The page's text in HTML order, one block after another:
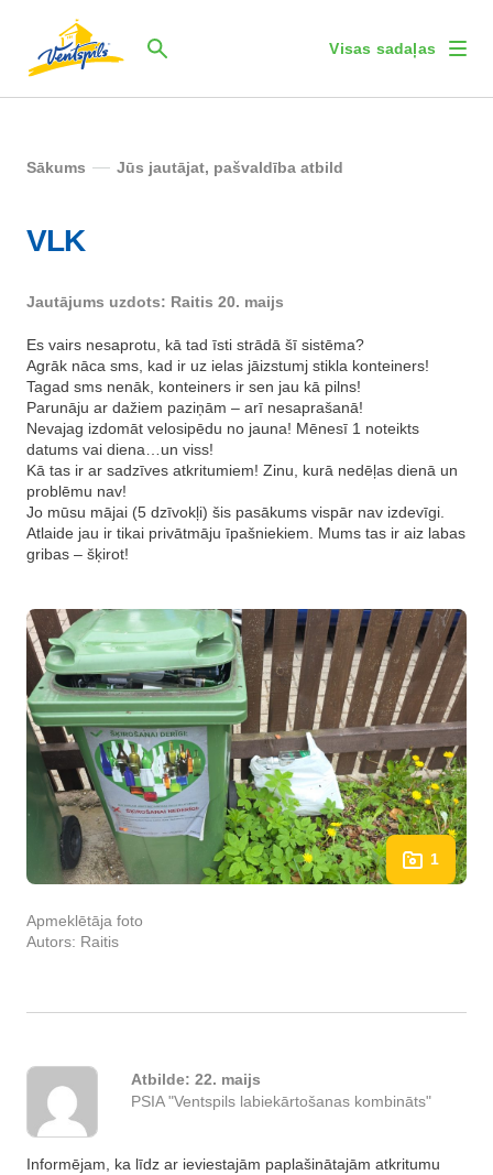
Visas sadaļas
Sākums Jūs jautājat, pašvaldība atbild
VLK
Jautājums uzdots: Raitis 20. maijs
Es vairs nesaprotu, kā tad īsti strādā šī sistēma?
Agrāk nāca sms, kad ir uz ielas jāizstumj stikla konteiners!
Tagad sms nenāk, konteiners ir sen jau kā pilns!
Parunāju ar dažiem paziņām – arī nesaprašanā!
Nevajag izdomāt velosipēdu no jauna! Mēnesī 1 noteikts
datums vai diena…un viss!
Kā tas ir ar sadzīves atkritumiem! Zinu, kurā nedēļas dienā un
problēmu nav!
Jo mūsu mājai (5 dzīvokļi) šis pasākums vispār nav izdevīgi.
Atlaide jau ir tikai privātmāju īpašniekiem. Mums tas ir aiz labas
gribas – šķirot!
1
Apmeklētāja foto
Autors: Raitis
Atbilde: 22. maijs
PSIA "Ventspils labiekārtošanas kombināts"
Informējam, ka līdz ar ieviestajām paplašinātajām atkritumu